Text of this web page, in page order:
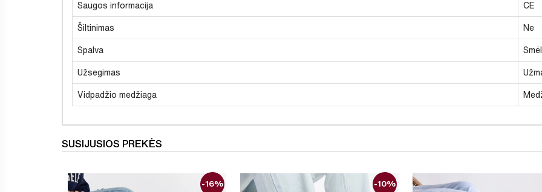
Saugos informacija CE
Šiltinimas Ne
Spalva
Užsegimas
Vidpadžio medžiaga
SUSIJUSIOS PREKĖS
-16% -10%